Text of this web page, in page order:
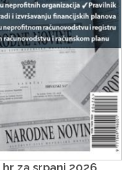
za srpanj 2026.